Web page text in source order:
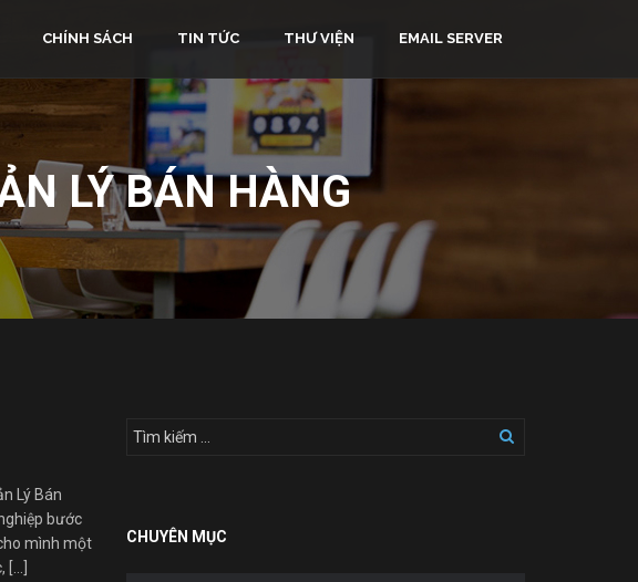
CHÍNH SÁCH TIN TỨC THƯ VIỆN EMAIL SERVER
LÝ BÁN HÀNG
Lý Bán
bước
mình một
CHUYÊN MỤC